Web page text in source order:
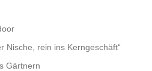
Nische, rein ins Kerngeschäft“
Gärtnern